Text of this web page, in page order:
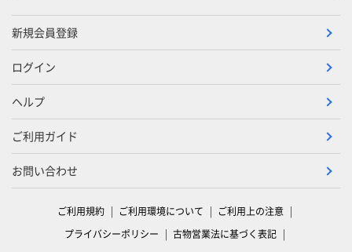
新規会員登録
ログイン
ヘルプ
ご利用ガイド
お問い合わせ
ご利用規約 ご利用環境について
ご利用上の注意
プライバシーポリシー
古物営業法に基づく表記